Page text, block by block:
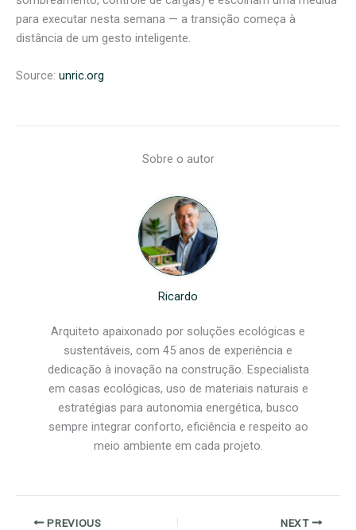
para executar nesta semana — a transição começa à
distância de um gesto inteligente.
Source: unric.org
Sobre o autor
Ricardo
Arquiteto apaixonado por soluções ecológicas e
sustentáveis, com 45 anos de experiência e
dedicação à inovação na construção. Especialista
em casas ecológicas, uso de materiais naturais e
estratégias para autonomia energética, busco
sempre integrar conforto, eficiência e respeito ao
meio ambiente em cada projeto.
PREVIOUS NEXT